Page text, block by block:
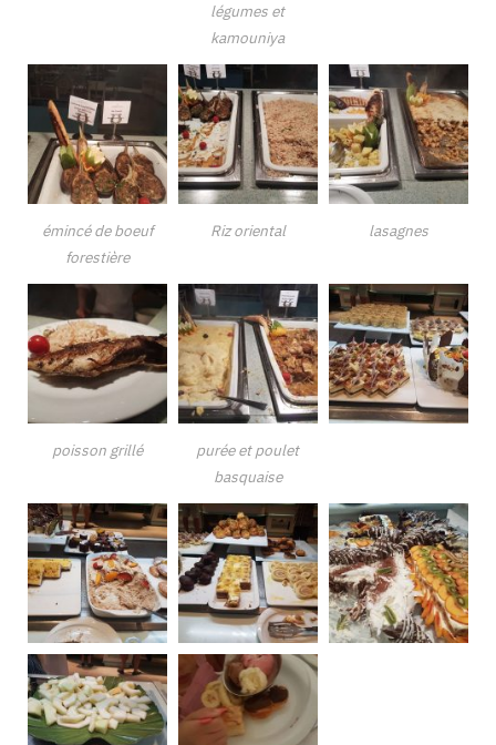
légumes et
kamouniya
émincé de boeuf
forestière
Riz oriental lasagnes
poisson grillé
purée et poulet
basquaise